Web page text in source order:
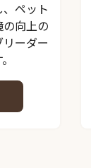
ペット
向上の
ーダー